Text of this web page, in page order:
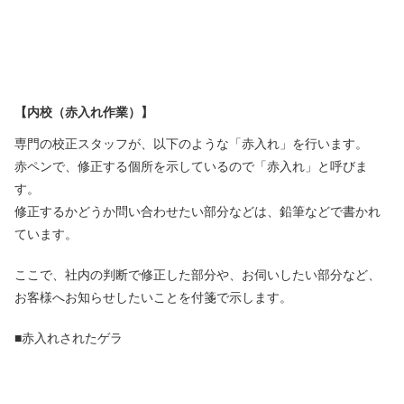
【内校（赤入れ作業）】
専門の校正スタッフが、以下のような「赤入れ」を行います。
赤ペンで、修正する個所を示しているので「赤入れ」と呼びま
す。
修正するかどうか問い合わせたい部分などは、鉛筆などで書かれ
ています。
ここで、社内の判断で修正した部分や、お伺いしたい部分など、
お客様へお知らせしたいことを付箋で示します。
■赤入れされたゲラ